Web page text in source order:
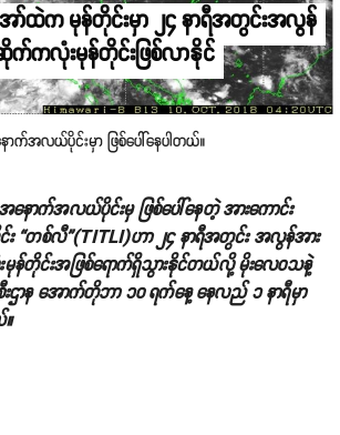
ာ်ထဲက မုန်တိုင်းမှာ ၂၄ နာရီအတွင်းအလွန်
က်ကလုံးမုန်တိုင်းဖြစ်လာနိုင်
က်အလယ်ပိုင်းမှာ ဖြစ်ပေါ်နေပါတယ်။
ောက်အလယ်ပိုင်းမှ ဖြစ်ပေါ်နေတဲ့ အားကောင်း
“တစ်လီ”(TITLI)ဟာ ၂၄ နာရီအတွင်း အလွန်အား
တိုင်းအဖြစ်ရောက်ရှိသွားနိုင်တယ်လို့ မိုးလေဝသနဲ့
းဌာန အောက်တိုဘာ ၁၀ ရက်နေ့ နေလည် ၁ နာရီမှာ